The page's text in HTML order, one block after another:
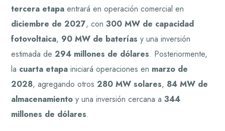
tercera etapa entrará en operación comercial en
diciembre de 2027, con300 MW de capacidad
fotovoltaica, 90 MW de baterías y una inversión
estimada de294 millones de dólares. Posteriormente,
la cuarta etapa iniciará operaciones en marzo de
2028, agregando otros280 MW solares, 84 MW de
almacenamiento y una inversión cercana a344
millones de dólares.